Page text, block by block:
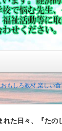
もしろ教材,楽しい
れた日々、『た